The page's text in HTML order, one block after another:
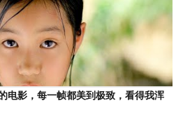
电影，每一帧都美到极致，看得我浑